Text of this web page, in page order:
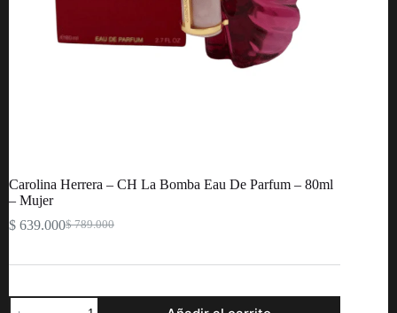
Carolina Herrera – CH La Bomba Eau De Parfum – 80ml
– Mujer
$789.000
Original
was:
$ 639.000Current
is:
Carolina